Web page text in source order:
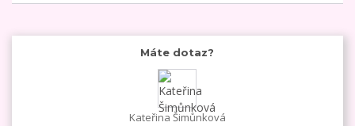
Máte dotaz?
Kateřina Šimůnková